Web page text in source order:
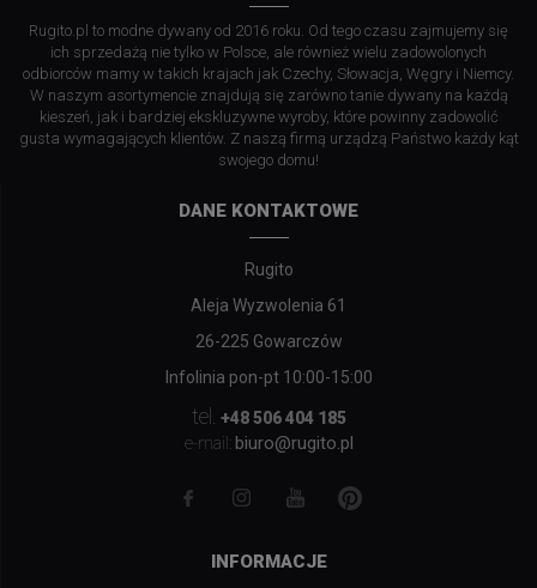
Rugito.pl to modne dywany od 2016 roku. Od tego czasu zajmujemy się
ich sprzedażą nie tylko w Polsce, ale również wielu zadowolonych
odbiorców mamy w takich krajach jak Czechy, Słowacja, Węgry i Niemcy.
W naszym asortymencie znajdują się zarówno tanie dywany na każdą
kieszeń, jak i bardziej ekskluzywne wyroby, które powinny zadowolić
gusta wymagających klientów. Z naszą firmą urządzą Państwo każdy kąt
swojego domu!
DANE KONTAKTOWE
Rugito
Aleja Wyzwolenia 61
26-225 Gowarczów
Infolinia pon-pt 10:00-15:00
tel.
+48 506 404 185
e-mail: biuro@rugito.pl
INFORMACJE